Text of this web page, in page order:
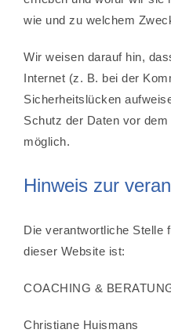
wie und zu welchem
Wir weisen darauf hin,
Internet (z. B. bei der
Sicherheitslücken
Schutz der Daten vor
möglich.
Hinweis zur
Die verantwortliche Stelle
dieser Website ist:
COACHING &
Christiane Huismans